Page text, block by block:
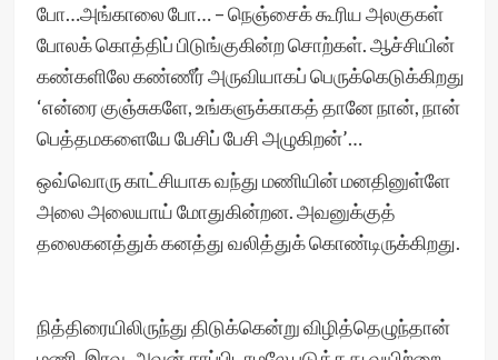
போ…அங்காலை போ… – நெஞ்சைக் கூரிய அலகுகள்
போலக் கொத்திப் பிடுங்குகின்ற சொற்கள். ஆச்சியின்
கண்களிலே கண்ணீர் அருவியாகப் பெருக்கெடுக்கிறது
‘என்ரை குஞ்சுகளே, உங்களுக்காகத் தானே நான், நான்
பெத்தமகளையே பேசிப் பேசி அழுகிறன்’…
ஒவ்வொரு காட்சியாக வந்து மணியின் மனதினுள்ளே
அலை அலையாய் மோதுகின்றன. அவனுக்குத்
தலைகனத்துக் கனத்து வலித்துக் கொண்டிருக்கிறது.
நித்திரையிலிருந்து திடுக்கென்று விழித்தெழுந்தான்